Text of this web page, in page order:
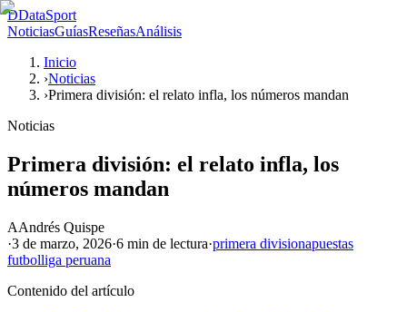
DDataSport
NoticiasGuíasReseñasAnálisis
Inicio
›Noticias
›Primera división: el relato infla, los números mandan
Noticias
Primera división: el relato infla, los
números mandan
AAndrés Quispe
·3 de marzo, 2026·6 min de lectura·primera divisionapuestas
futbolliga peruana
Contenido del artículo